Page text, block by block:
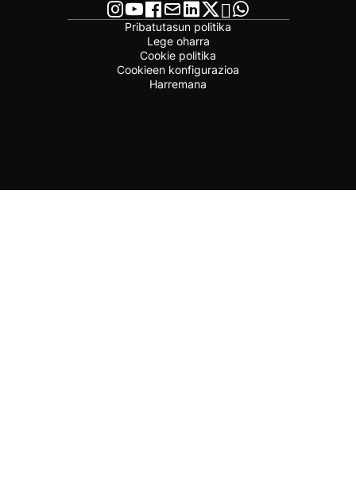
Pribatutasun politika
Lege oharra
Cookie politika
Cookieen konfigurazioa
Harremana